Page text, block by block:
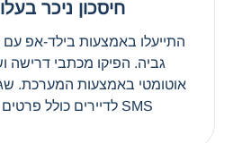
חיסכון ניכר
התייעלו באמצעות בילד-אפ
גביה. הפיקו מכתבי דרישה
אוטומטי באמצעות המערכת.
SMS לדיירים כולל פרטים אישיים מלאים.